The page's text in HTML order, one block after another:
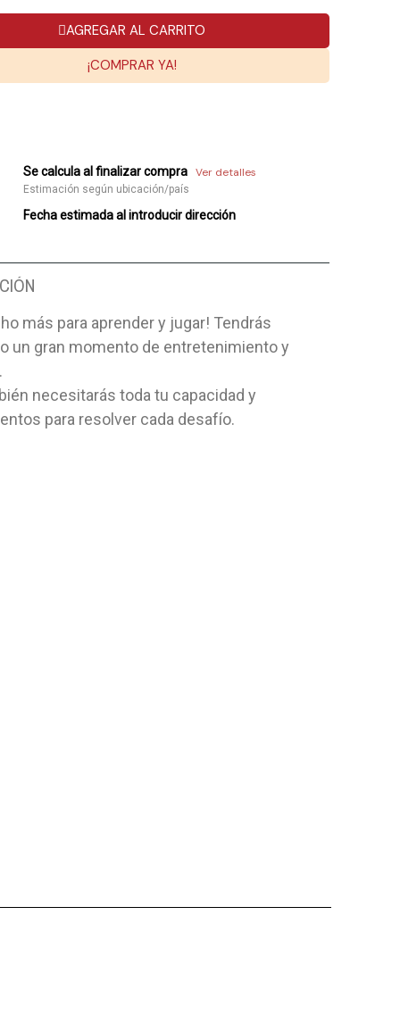
AGREGAR AL CARRITO
¡COMPRAR YA!
Se calcula al finalizar compra Ver detalles
Estimación según ubicación/país
Fecha estimada al introducir dirección
más para aprender y jugar! Tendrás
un gran momento de entretenimiento y
necesitarás toda tu capacidad y
para resolver cada desafío.